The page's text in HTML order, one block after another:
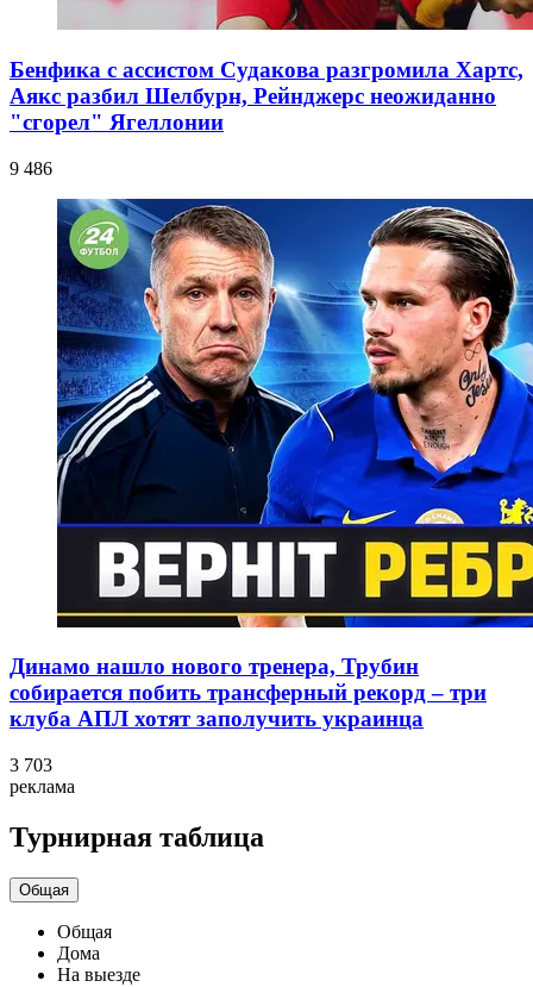
Бенфика с ассистом Судакова разгромила Хартс,
Аякс разбил Шелбурн, Рейнджерс неожиданно
"сгорел" Ягеллонии
9 486
Динамо нашло нового тренера, Трубин
собирается побить трансферный рекорд – три
клуба АПЛ хотят заполучить украинца
3 703
реклама
Турнирная таблица
Общая
Общая
Дома
На выезде